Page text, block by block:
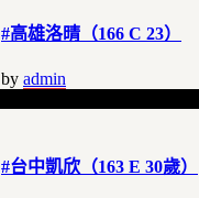
#高雄洛晴（166 C 23）
by admin
#台中凱欣（163 E 30歲）